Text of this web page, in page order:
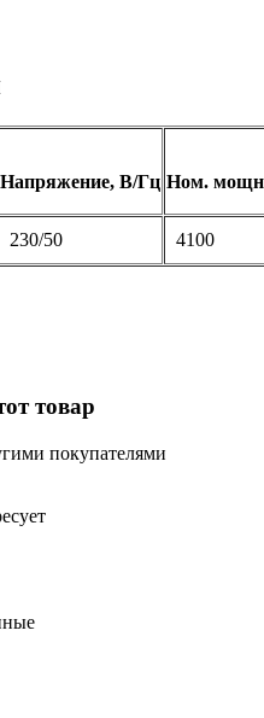
Напряжение, В/Гц Ном.
230/50 4100
товар
покупателями